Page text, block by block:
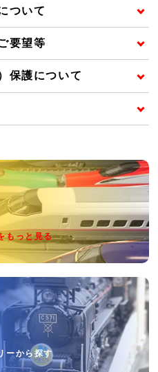
ついて
要望等
保護について
もっと見る
ーから探す